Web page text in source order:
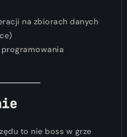
na zbiorach danych
programowania
to nie boss w grze